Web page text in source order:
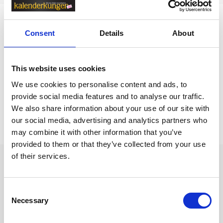
Consent Details About
This website uses cookies
We use cookies to personalise content and ads, to
provide social media features and to analyse our traffic.
We also share information about your use of our site with
our social media, advertising and analytics partners who
may combine it with other information that you’ve
provided to them or that they’ve collected from your use
of their services.
Selection
Necessary
Relaterade kategorier
Anteckningsböcker & Anteckningsblock
Anteckningsböcker & Anteckningsblock /
Prishistorik
Lägsta pris senaste 30 dagarna är 229 kr (2026-08-07)